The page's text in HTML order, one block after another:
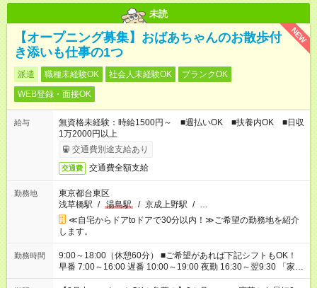
未読
NEW
【オープニング募集】おばあちゃんのお散歩付
き添いも仕事の1つ
派遣 職種未経験OK 社会人未経験OK
ブランクOK
WEB登録・面接OK
給与
無資格未経験：時給1500円～ ■週払いOK ■扶養内OK ■日収
1万2000円以上
交通費別途支給あり
交通費 交通費全額支給
勤務地
東京都台東区
浅草橋駅 / 湯島駅 / 京成上野駅 / …
≪自宅からドアtoドアで30分以内！≫ご希望の勤務地を紹介
します。
勤務時間
9:00～18:00（休憩60分） ■ご希望があれば下記シフトもOK！
早番 7:00～16:00 遅番 10:00～19:00 夜勤 16:30～翌9:30 「家族
と休みを合わせたい」 「余裕を持って夕飯の準備がしたい」